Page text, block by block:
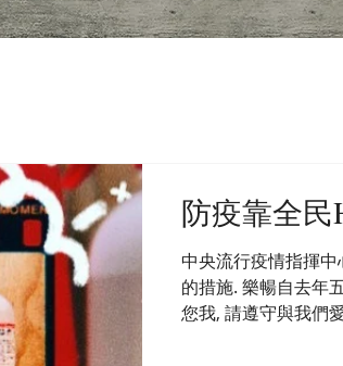
防疫靠全民
中央流行疫情指揮
的措施. 樂暢自去年
您我, 請遵守與我們